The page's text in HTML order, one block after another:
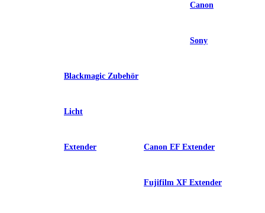
Canon
Sony
Blackmagic Zubehör
Licht
Extender Canon EF Extender
Fujifilm XF Extender